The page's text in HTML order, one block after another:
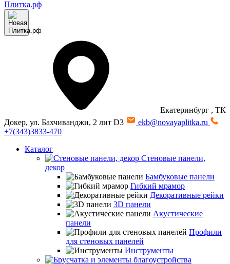
Екатеринбург , ТК
Докер, ул. Бахчиванджи, 2 лит D3
ekb@novayaplitka.ru
+7(343)3833-470
Каталог
Стеновые панели,
декор
Бамбуковые панели
Гибкий мрамор
Декоративные рейки
3D панели
Акустические
панели
Профили
для стеновых панелей
Инструменты